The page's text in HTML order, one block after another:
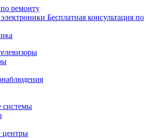
ремонту
Бесплатная консультация по
системы
центры